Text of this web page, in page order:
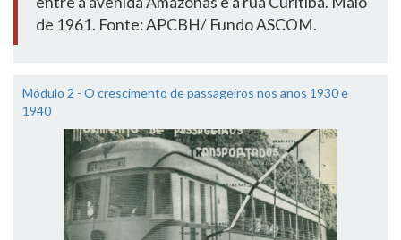
de 1961. Fonte: APCBH/ Fundo ASCOM.
Módulo 2 - O crescimento de passageiros nos anos 1930 e
1940